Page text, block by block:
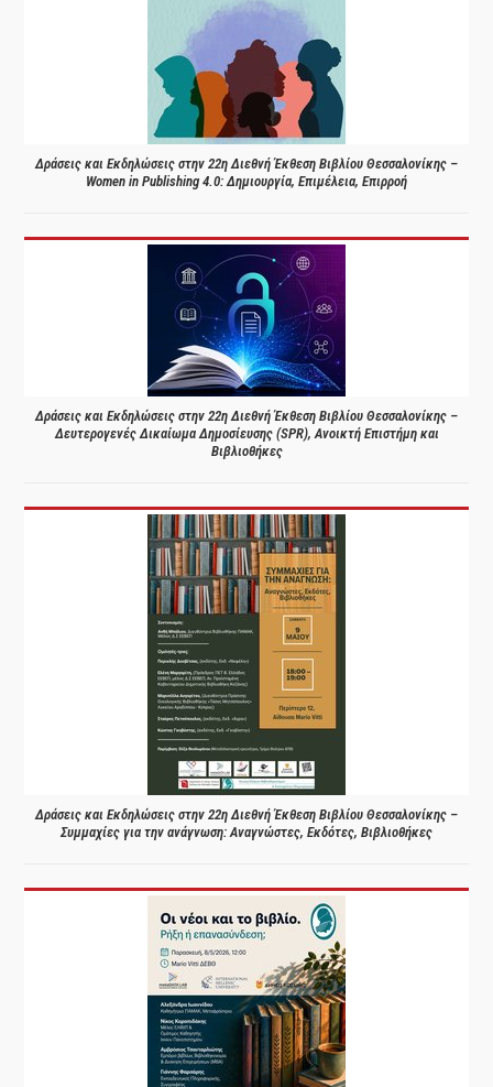
Δράσεις και Εκδηλώσεις στην 22η Διεθνή Έκθεση Βιβλίου Θεσσαλονίκης –
Women in Publishing 4.0: Δημιουργία, Επιμέλεια, Επιρροή
Δράσεις και Εκδηλώσεις στην 22η Διεθνή Έκθεση Βιβλίου Θεσσαλονίκης –
Δευτερογενές Δικαίωμα Δημοσίευσης (SPR), Ανοικτή Επιστήμη και
Βιβλιοθήκες
Δράσεις και Εκδηλώσεις στην 22η Διεθνή Έκθεση Βιβλίου Θεσσαλονίκης –
Συμμαχίες για την ανάγνωση: Αναγνώστες, Εκδότες, Βιβλιοθήκες